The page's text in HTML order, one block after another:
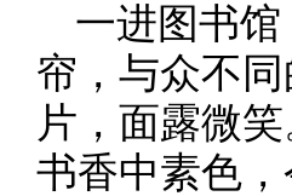
一进图书
帘，与众不
片，面露微
书香中素色